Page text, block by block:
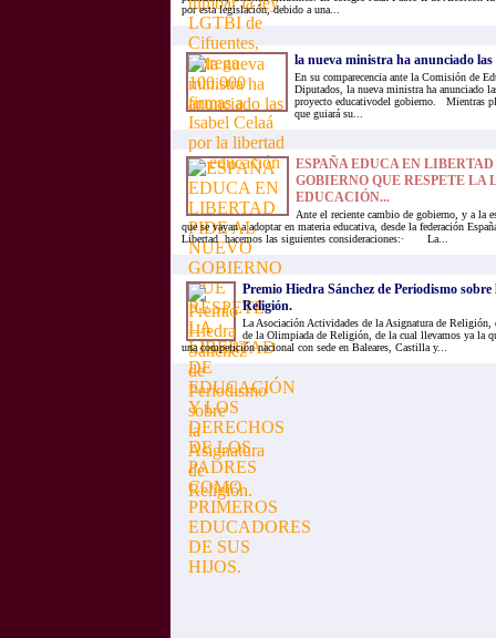
por esta legislación, debido a una...
la nueva ministra ha anunciado las
En su comparecencia ante la Comisión de
Diputados, la nueva ministra ha anunciado
proyecto educativodel gobierno. Mientras
que guiará su...
ESPAÑA EDUCA EN
GOBIERNO QUE RESPETE LA
EDUCACIÓN...
Ante el reciente cambio de gobierno, y a la
que se vayan a adoptar en materia educativa, desde la federación
Libertad hacemos las siguientes consideraciones:· La...
Premio Hiedra Sánchez de Periodismo
Religión.
La Asociación Actividades de la Asignatura de Religión,
de la Olimpiada de Religión, de la cual llevamos ya la
una competición nacional con sede en Baleares, Castilla y...